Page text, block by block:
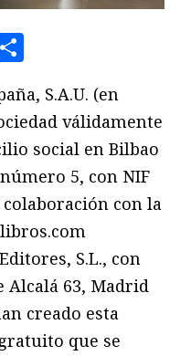
S.A.U. (en
válidamente
social en Bilbao
5, con NIF
con la
S.L., con
Alcalá 63, Madrid
creado esta
que se